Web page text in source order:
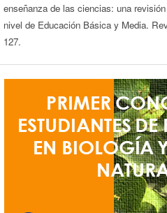
enseñanza de las ciencias: una
nivel de Educación Básica y Media.
127.